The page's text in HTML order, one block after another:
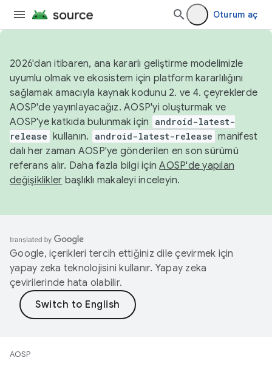
Oturum aç
2026'dan itibaren, ana kararlı geliştirme modelimizle
uyumlu olmak ve ekosistem için platform kararlılığını
sağlamak amacıyla kaynak kodunu 2. ve 4. çeyreklerde
AOSP'de yayınlayacağız. AOSP'yi oluşturmak ve
AOSP'ye katkıda bulunmak için
android-latest-
release kullanın. android-latest-release manifest
dalı her zaman AOSP'ye gönderilen en son sürümü
referans alır. Daha fazla bilgi içinAOSP'de yapılan
değişiklikler başlıklı makaleyi inceleyin.
Google, içerikleri tercih ettiğiniz dile çevirmek için
yapay zeka teknolojisini kullanır. Yapay zeka
çevirilerinde hata olabilir.
AOSP